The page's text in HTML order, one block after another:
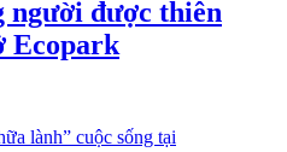
người được thiên
Ecopark